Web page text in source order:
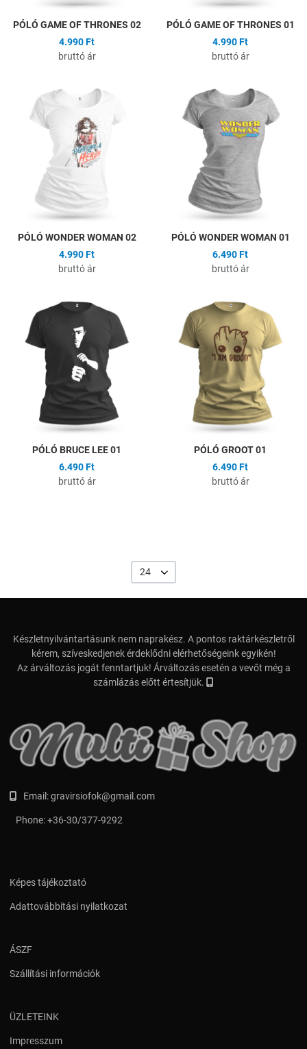
PÓLÓ GAME OF THRONES 02
4.990 Ft
bruttó ár
PÓLÓ GAME OF THRONES 01
4.990 Ft
bruttó ár
Hozzáadás a kívánságlistához
Összehasonlítás
PÓLÓ WONDER WOMAN 02
4.990 Ft
bruttó ár
PÓLÓ WONDER WOMAN 01
6.490 Ft
bruttó ár
Hozzáadás a kívánságlistához
Összehasonlítás
PÓLÓ BRUCE LEE 01
6.490 Ft
bruttó ár
PÓLÓ GROOT 01
6.490 Ft
bruttó ár
24
Készletnyilvántartásunk nem naprakész. A pontos raktárkészletről
kérem, szíveskedjenek érdeklődni elérhetőségeink egyikén!
Az árváltozás jogát fenntartjuk! Árváltozás esetén a vevőt még a
számlázás előtt értesítjük.
Email:gravirsiofok@gmail.com
Phone:+36-30/377-9292
Képes tájékoztató
Adattovábbítási nyilatkozat
ÁSZF
Szállítási információk
ÜZLETEINK
Impresszum